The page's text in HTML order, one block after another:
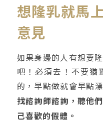
想隆乳就馬
意見
如果身邊的人有想要
吧！必須去！不要猶
的，早點做就會早點
找諮詢師諮詢，聽他
己喜歡的假體。